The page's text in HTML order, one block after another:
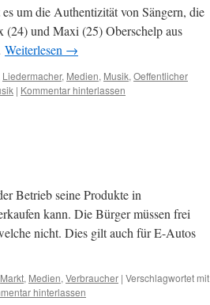
um die Authentizität von Sängern, die
(24) und Maxi (25) Oberschelp aus
Weiterlesen →
Liedermacher, Medien, Musik, Oeffentlicher
| Kommentar hinterlassen
Betrieb seine Produkte in
kann. Die Bürger müssen frei
nicht. Dies gilt auch für E-Autos
Markt, Medien, Verbraucher | Verschlagwortet mit
hinterlassen